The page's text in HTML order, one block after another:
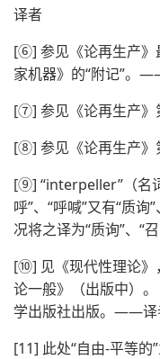
译者
[⑥] 参见《论再生产》
家机器》的“附记”。
[⑦] 参见《论再生产
[⑧] 参见《论再生产
[⑨] “interpeller”（名
呼”、“呼喊”又有“质
况将之译为“质询”、“
[⑩] 见《现代性理论》
论一般》（出版中）
学出版社出版。——译
[11] 此处“自由-平等的